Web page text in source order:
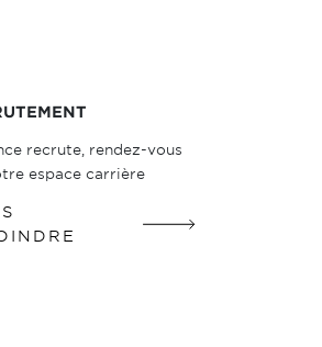
recrute, rendez-vous
espace carrière